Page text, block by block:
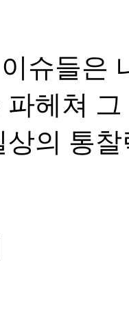
슈들은
파헤쳐
의 통